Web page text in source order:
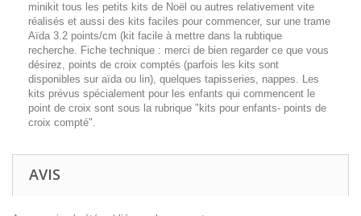
minikit tous les petits kits de Noël ou autres relativement vite
réalisés et aussi des kits faciles pour commencer, sur une trame
Aïda 3.2 points/cm (kit facile à mettre dans la rubtique
recherche. Fiche technique : merci de bien regarder ce que vous
désirez, points de croix comptés (parfois les kits sont
disponibles sur aïda ou lin), quelques tapisseries, nappes. Les
kits prévus spécialement pour les enfants qui commencent le
point de croix sont sous la rubrique "kits pour enfants- points de
croix compté".
AVIS